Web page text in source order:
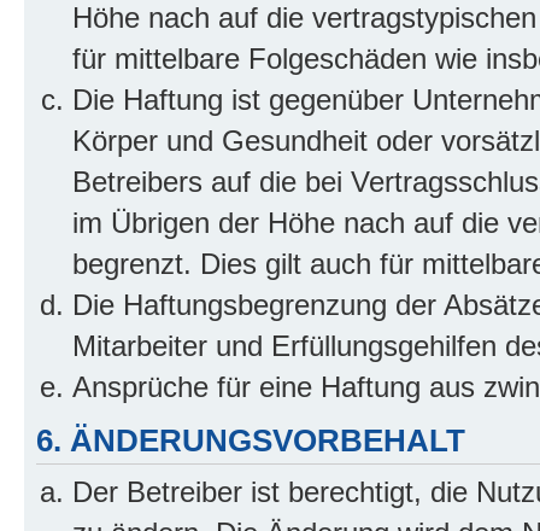
Höhe nach auf die
für mittelbare Folgeschäden wie
Die Haftung ist gegenüber
Körper und Gesundheit oder
Betreibers auf die bei
im Übrigen der Höhe nach auf die
begrenzt. Dies gilt auch für
Die Haftungsbegrenzung der
Mitarbeiter und Erfüllungsgehilfen
Ansprüche für eine Haftung aus
6. ÄNDERUNGSVORBEHALT
Der Betreiber ist berechtigt, die